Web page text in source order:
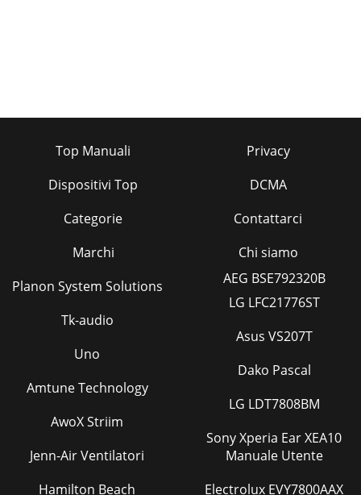
Top Manuali
Dispositivi Top
Categorie
Marchi
Privacy
DCMA
Contattarci
Chi siamo
Planon System Solutions
Tk-audio
Uno
Amtune Technology
AwoX Striim
Jenn-Air Ventilatori
Hamilton Beach
AEG BSE792320B
LG LFC21776ST
Asus VS207T
Dako Pascal
LG LDT7808BM
Sony Xperia Ear XEA10
Manuale Utente
Electrolux EVY7800AAX